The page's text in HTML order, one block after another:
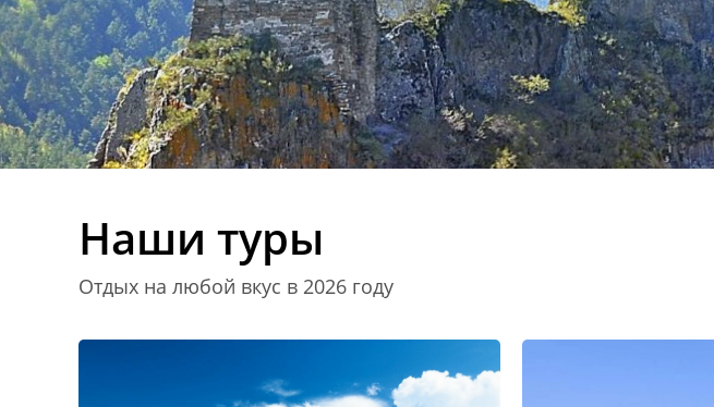
Наши туры
Отдых на любой вкус в 2026 году